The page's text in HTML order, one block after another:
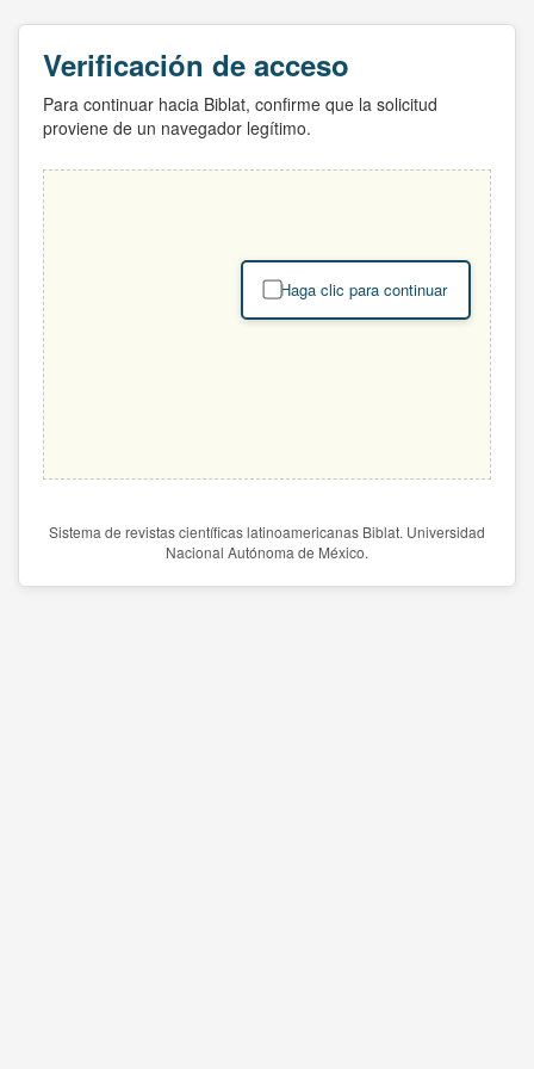
Verificación de acceso
Para continuar hacia Biblat, confirme que la solicitud
proviene de un navegador legítimo.
Haga clic para continuar
Sistema de revistas científicas latinoamericanas Biblat. Universidad
Nacional Autónoma de México.